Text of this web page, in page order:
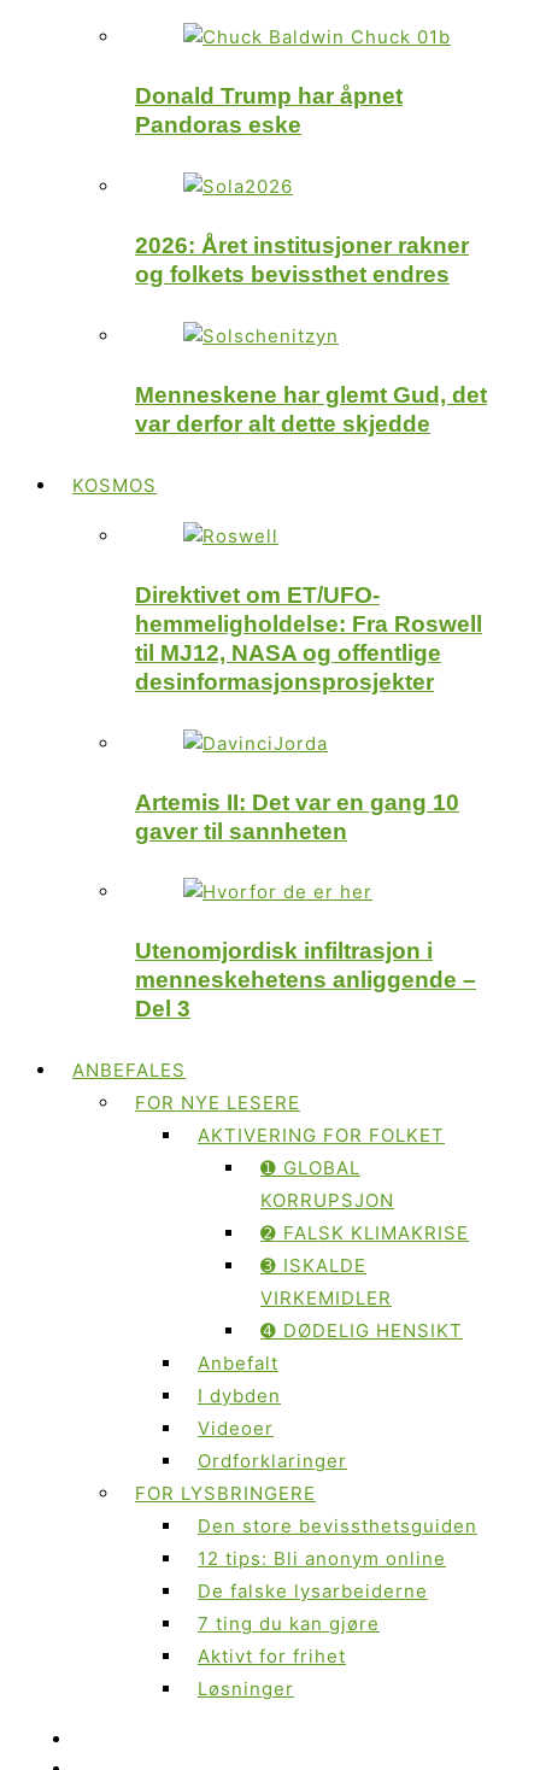
Donald Trump har åpnet
Pandoras eske
2026: Året institusjoner rakner
og folkets bevissthet endres
Menneskene har glemt Gud, det
var derfor alt dette skjedde
KOSMOS
Direktivet om ET/UFO-
hemmeligholdelse: Fra Roswell
til MJ12, NASA og offentlige
desinformasjonsprosjekter
Artemis II: Det var en gang 10
gaver til sannheten
Utenomjordisk infiltrasjon i
menneskehetens anliggende –
Del 3
ANBEFALES
FOR NYE LESERE
AKTIVERING FOR FOLKET
➊ GLOBAL
KORRUPSJON
➋ FALSK KLIMAKRISE
➌ ISKALDE
VIRKEMIDLER
➍ DØDELIG HENSIKT
Anbefalt
I dybden
Videoer
Ordforklaringer
FOR LYSBRINGERE
Den store bevissthetsguiden
12 tips: Bli anonym online
De falske lysarbeiderne
7 ting du kan gjøre
Aktivt for frihet
Løsninger